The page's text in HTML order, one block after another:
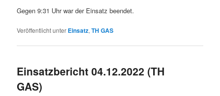
Gegen 9:31 Uhr war der Einsatz beendet.
Veröffentlicht unter Einsatz,TH GAS
Einsatzbericht 04.12.2022 (TH
GAS)